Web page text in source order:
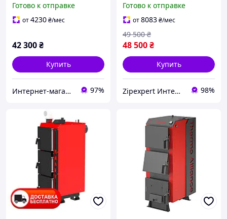
(водяной колосник)
Готово к отправке
от4230₴/мес
42 300₴
Купить
Интернет-магазин "Ochag" 97%
Холмова, Бесплатная
Доставка
Готово к отправке
от8083₴/мес
48 500₴
49 500 ₴
Купить
Zipexpert Интернет-магазин по продаже ювелирных украшений и всего еще 98%